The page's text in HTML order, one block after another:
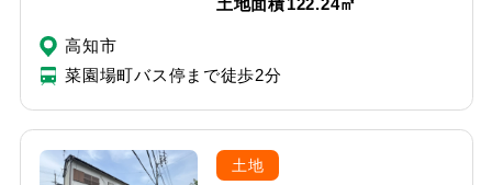
高知市
菜園場町バス停まで徒歩2分
土地